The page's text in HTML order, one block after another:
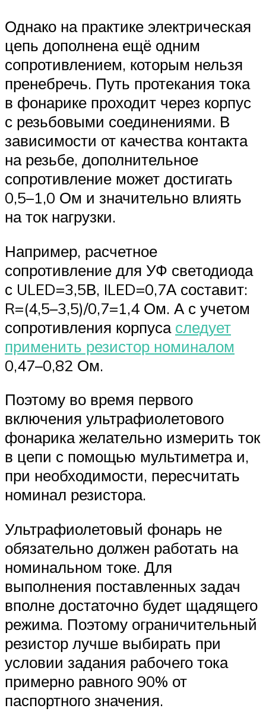
Однако на практике электрическая
цепь дополнена ещё одним
сопротивлением, которым нельзя
пренебречь. Путь протекания тока
в фонарике проходит через корпус
с резьбовыми соединениями. В
зависимости от качества контакта
на резьбе, дополнительное
сопротивление может достигать
0,5–1,0 Ом и значительно влиять
на ток нагрузки.
Например, расчетное
сопротивление для УФ светодиода
с ULED=3,5В, ILED=0,7А составит:
R=(4,5–3,5)/0,7=1,4 Ом. А с учетом
сопротивления корпуса следует
применить резистор номиналом
0,47–0,82 Ом.
Поэтому во время первого
включения ультрафиолетового
фонарика желательно измерить ток
в цепи с помощью мультиметра и,
при необходимости, пересчитать
номинал резистора.
Ультрафиолетовый фонарь не
обязательно должен работать на
номинальном токе. Для
выполнения поставленных задач
вполне достаточно будет щадящего
режима. Поэтому ограничительный
резистор лучше выбирать при
условии задания рабочего тока
примерно равного 90% от
паспортного значения.